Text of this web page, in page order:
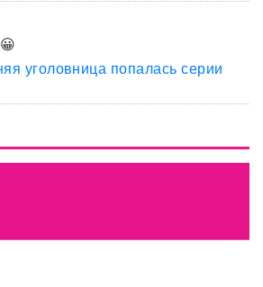
уголовница попалась серии